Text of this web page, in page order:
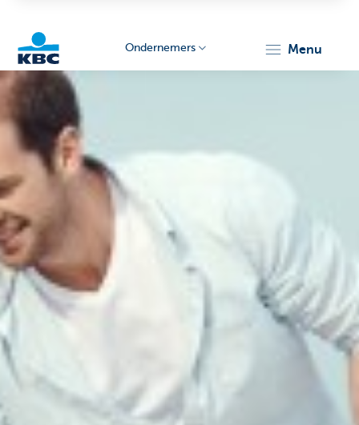
Ondernemers
Ondernemers menu